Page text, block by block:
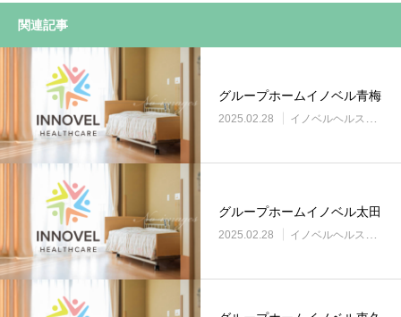
関連記事
グループホームイノベル青梅
2025.02.28 イノベルヘルスケア事業所
グループホームイノベル太田
2025.02.28 イノベルヘルスケア事業所